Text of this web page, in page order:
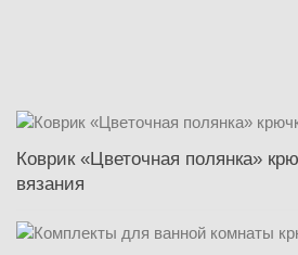
Коврик «Цветочная полянка»
вязания